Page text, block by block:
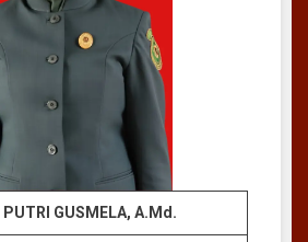
PUTRI GUSMELA, A.Md.